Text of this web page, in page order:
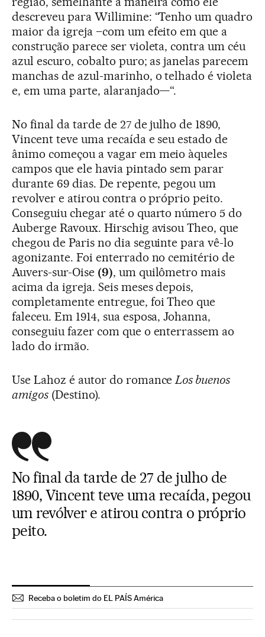
descreveu para Willimine: “Tenho um quadro
maior da igreja –com um efeito em que a
construção parece ser violeta, contra um céu
azul escuro, cobalto puro; as janelas parecem
manchas de azul-marinho, o telhado é violeta
e, em uma parte, alaranjado—“.
No final da tarde de 27 de julho de 1890,
Vincent teve uma recaída e seu estado de
ânimo começou a vagar em meio àqueles
campos que ele havia pintado sem parar
durante 69 dias. De repente, pegou um
revolver e atirou contra o próprio peito.
Conseguiu chegar até o quarto número 5 do
Auberge Ravoux. Hirschig avisou Theo, que
chegou de Paris no dia seguinte para vê-lo
agonizante. Foi enterrado no cemitério de
Auvers-sur-Oise (9), um quilômetro mais
acima da igreja. Seis meses depois,
completamente entregue, foi Theo que
faleceu. Em 1914, sua esposa, Johanna,
conseguiu fazer com que o enterrassem ao
lado do irmão.
Use Lahoz é autor do romanceLos buenos
amigos(Destino).
No final da tarde de 27 de julho de
1890, Vincent teve uma recaída, pegou
um revólver e atirou contra o próprio
peito.
Receba o boletim do EL PAÍS América